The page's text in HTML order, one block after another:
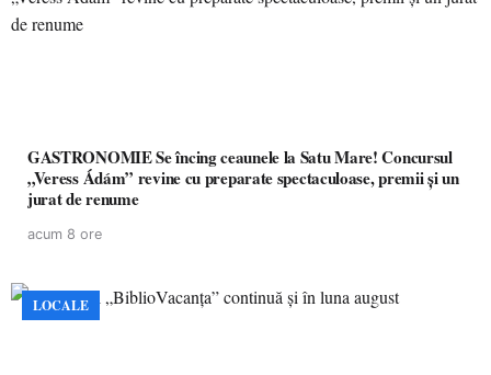
GASTRONOMIE Se încing ceaunele la Satu Mare! Concursul
„Veress Ádám” revine cu preparate spectaculoase, premii și un
jurat de renume
acum 8 ore
LOCALE